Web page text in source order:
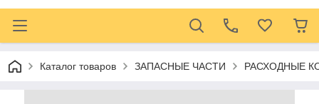
Каталог товаров ЗАПАСНЫЕ ЧАСТИ РАСХОДНЫЕ